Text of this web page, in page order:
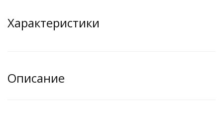
Характеристики
Описание